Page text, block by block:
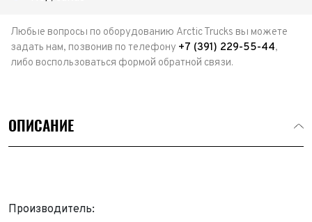
Любые вопросы по оборудованию Arctic Trucks вы можете
задать нам, позвонив по телефону +7 (391) 229-55-44,
либо воспользоваться формой обратной связи.
ОПИСАНИЕ
Производитель: